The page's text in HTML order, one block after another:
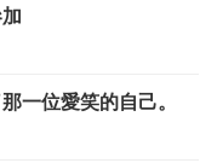
一位愛笑的自己。